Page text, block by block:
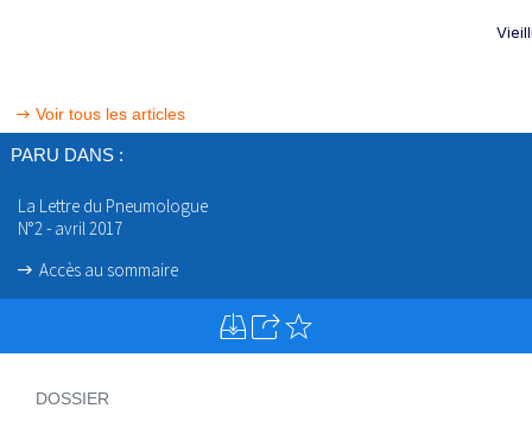
Voir tous les articles
PARU DANS :
La Lettre du Pneumologue
N°2 - avril 2017
Accès au sommaire
DOSSIER